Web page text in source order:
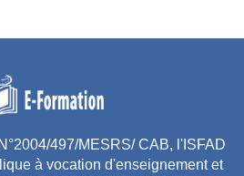
497/MESRS/ CAB, l'ISFAD
à vocation d'enseignement et